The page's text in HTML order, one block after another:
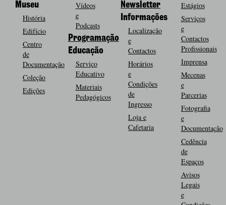
Museu
História
Edifício
Centro
de
Documentação
Coleção
Edições
Vídeos
e
Podcasts
Programação
Educação
Serviço
Educativo
Materiais
Pedagógicos
Newsletter
Informações
Localização
e
Contactos
Horários
e
Condições
de
Ingresso
Loja e
Cafetaria
Estágios
Serviços
e
Contactos
Profissionais
Imprensa
Mecenas
e
Parcerias
Fotografia
e
Documentação
Cedência
de
Espaços
Avisos
Legais
e